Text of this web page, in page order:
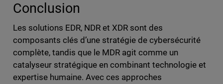
Conclusion
Les solutions EDR, NDR et XDR sont des
composants clés d’une stratégie de cybersécurité
complète, tandis que le MDR agit comme un
catalyseur stratégique en combinant technologie et
expertise humaine. Avec ces approches